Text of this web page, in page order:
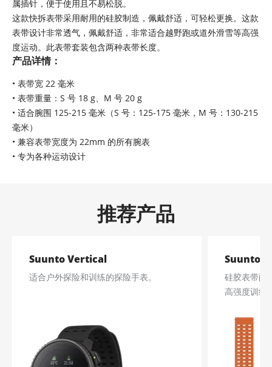
属插针，便于使用且不易松脱。
这款快拆表带采用耐用的硅胶制造，佩戴舒适，可轻松更换。这款
表带设计非常透气，佩戴舒适，非常适合越野跑或道外滑雪等高强
度运动。此表带套装包含两种表带长度。
产品详情：
• 表带宽 22 毫米
• 表带重量：S 号 18 g、M 号 20 g
• 适合腕围 125-215 毫米（S 号：125-175 毫米，M 号：130-215
毫米）
• 兼容表带宽度为 22mm 的所有腕表
• 专为各种运动设计
推荐产品
Suunto Vertical
适合户外探险和训练的探险手表。
硅胶表带配
高强度训练